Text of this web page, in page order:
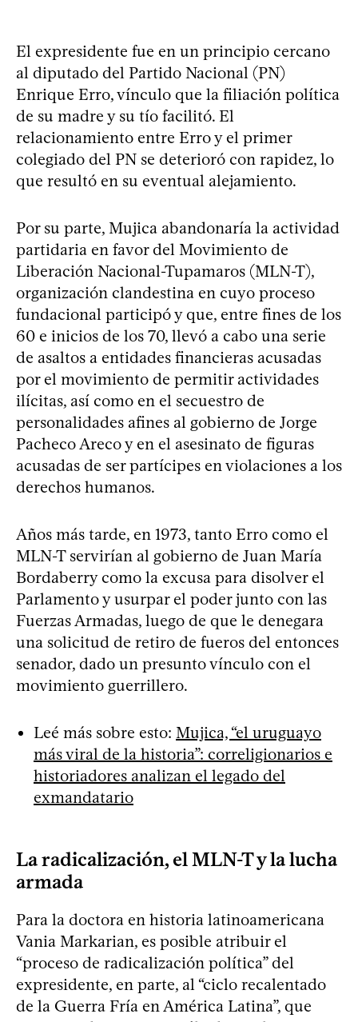
El expresidente fue en un principio cercano
al diputado del Partido Nacional (PN)
Enrique Erro, vínculo que la filiación política
de su madre y su tío facilitó. El
relacionamiento entre Erro y el primer
colegiado del PN se deterioró con rapidez, lo
que resultó en su eventual alejamiento.
Por su parte, Mujica abandonaría la actividad
partidaria en favor del Movimiento de
Liberación Nacional-Tupamaros (MLN-T),
organización clandestina en cuyo proceso
fundacional participó y que, entre fines de los
60 e inicios de los 70, llevó a cabo una serie
de asaltos a entidades financieras acusadas
por el movimiento de permitir actividades
ilícitas, así como en el secuestro de
personalidades afines al gobierno de Jorge
Pacheco Areco y en el asesinato de figuras
acusadas de ser partícipes en violaciones a los
derechos humanos.
Años más tarde, en 1973, tanto Erro como el
MLN-T servirían al gobierno de Juan María
Bordaberry como la excusa para disolver el
Parlamento y usurpar el poder junto con las
Fuerzas Armadas, luego de que le denegara
una solicitud de retiro de fueros del entonces
senador, dado un presunto vínculo con el
movimiento guerrillero.
Leé más sobre esto: Mujica, “el uruguayo
más viral de la historia”: correligionarios e
historiadores analizan el legado del
exmandatario
La radicalización, el MLN-T y la lucha
armada
Para la doctora en historia latinoamericana
Vania Markarian, es posible atribuir el
“proceso de radicalización política” del
expresidente, en parte, al “ciclo recalentado
de la Guerra Fría en América Latina”, que